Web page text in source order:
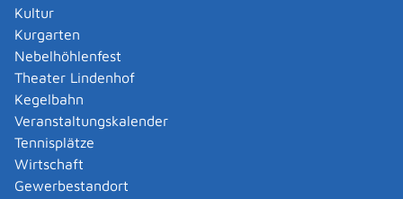
Kultur
Kurgarten
Nebelhöhlenfest
Theater Lindenhof
Kegelbahn
Veranstaltungskalender
Tennisplätze
Wirtschaft
Gewerbestandort
beantragen
Amtliche Meldebestätigung ausstellen
Andere Strafanzeige stellen
Änderung bezüglich des Betriebs gentechnischer
Anlagen mitteilen
Änderung der Gemeinschaftslizenz beantragen
Änderung des Entwicklungsziels einer Ökokonto-
Maßnahme beantragen